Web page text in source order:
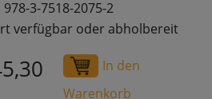
978-3-7518-2075-2
verfügbar oder abholbereit
In den
Warenkorb